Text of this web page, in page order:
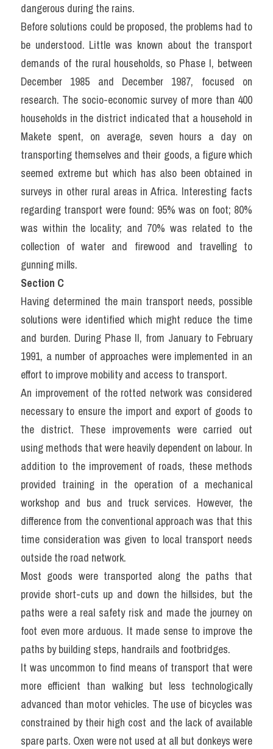
dangerous during the rains.
Before solutions could be proposed, the problems had to
be understood. Little was known about the transport
demands of the rural households, so Phase I, between
December 1985 and December 1987, focused on
research. The socio-economic survey of more than 400
households in the district indicated that a household in
Makete spent, on average, seven hours a day on
transporting themselves and their goods, a figure which
seemed extreme but which has also been obtained in
surveys in other rural areas in Africa. Interesting facts
regarding transport were found: 95% was on foot; 80%
was within the locality; and 70% was related to the
collection of water and firewood and travelling to
gunning mills.
Section C
Having determined the main transport needs, possible
solutions were identified which might reduce the time
and burden. During Phase II, from January to February
1991, a number of approaches were implemented in an
effort to improve mobility and access to transport.
An improvement of the rotted network was considered
necessary to ensure the import and export of goods to
the district. These improvements were carried out
using methods that were heavily dependent on labour. In
addition to the improvement of roads, these methods
provided training in the operation of a mechanical
workshop and bus and truck services. However, the
difference from the conventional approach was that this
time consideration was given to local transport needs
outside the road network.
Most goods were transported along the paths that
provide short-cuts up and down the hillsides, but the
paths were a real safety risk and made the journey on
foot even more arduous. It made sense to improve the
paths by building steps, handrails and footbridges.
It was uncommon to find means of transport that were
more efficient than walking but less technologically
advanced than motor vehicles. The use of bicycles was
constrained by their high cost and the lack of available
spare parts. Oxen were not used at all but donkeys were